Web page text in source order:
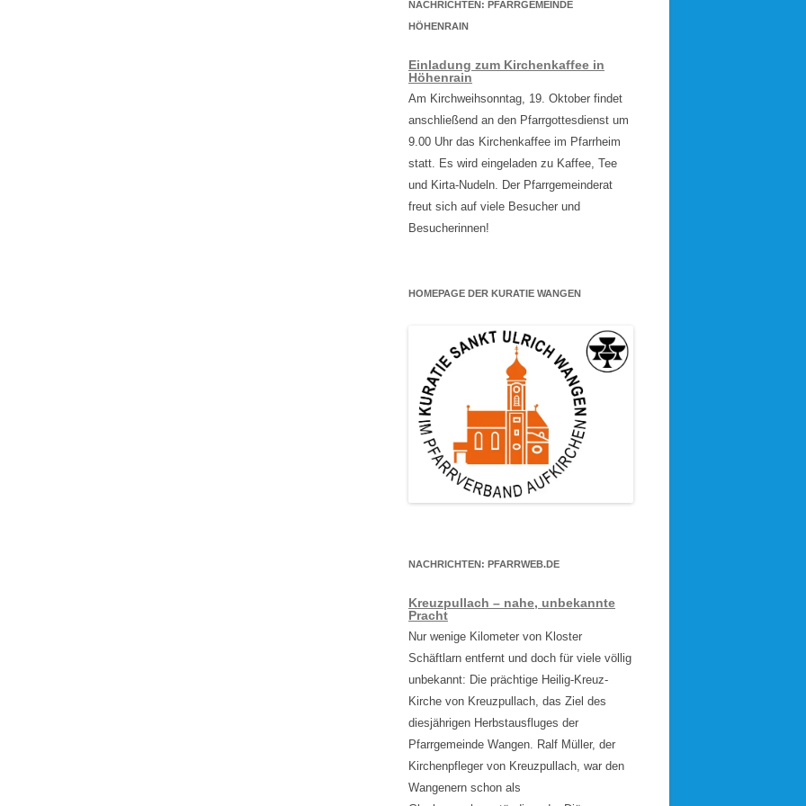
NACHRICHTEN: PFARRGEMEINDE
HÖHENRAIN
Einladung zum Kirchenkaffee in
Höhenrain
Am Kirchweihsonntag, 19. Oktober findet
anschließend an den Pfarrgottesdienst um
9.00 Uhr das Kirchenkaffee im Pfarrheim
statt. Es wird eingeladen zu Kaffee, Tee
und Kirta-Nudeln. Der Pfarrgemeinderat
freut sich auf viele Besucher und
Besucherinnen!
HOMEPAGE DER KURATIE WANGEN
NACHRICHTEN: PFARRWEB.DE
Kreuzpullach – nahe, unbekannte
Pracht
Nur wenige Kilometer von Kloster
Schäftlarn entfernt und doch für viele völlig
unbekannt: Die prächtige Heilig-Kreuz-
Kirche von Kreuzpullach, das Ziel des
diesjährigen Herbstausfluges der
Pfarrgemeinde Wangen. Ralf Müller, der
Kirchenpfleger von Kreuzpullach, war den
Wangenern schon als